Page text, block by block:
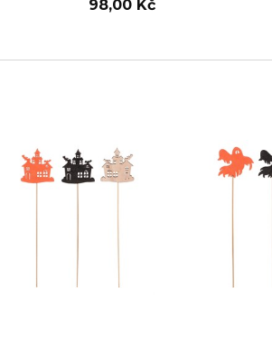
98,00 Kč